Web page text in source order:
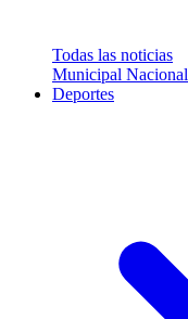
Todas las noticias
Municipal Nacional
Deportes